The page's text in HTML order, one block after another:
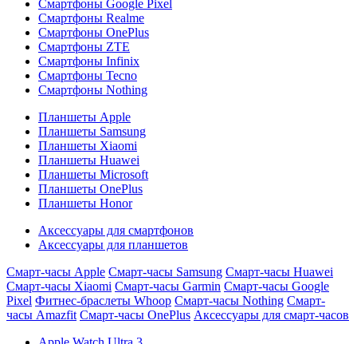
Смартфоны Google Pixel
Смартфоны Realme
Смартфоны OnePlus
Смартфоны ZTE
Смартфоны Infinix
Смартфоны Tecno
Смартфоны Nothing
Планшеты Apple
Планшеты Samsung
Планшеты Xiaomi
Планшеты Huawei
Планшеты Microsoft
Планшеты OnePlus
Планшеты Honor
Аксессуары для смартфонов
Аксессуары для планшетов
Смарт-часы Apple Смарт-часы Samsung Смарт-часы Huawei
Смарт-часы Xiaomi Смарт-часы Garmin Смарт-часы Google
Pixel Фитнес-браслеты Whoop Смарт-часы Nothing Смарт-
часы Amazfit Смарт-часы OnePlus Аксессуары для смарт-часов